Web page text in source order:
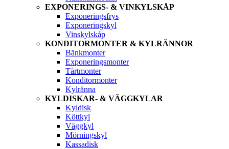
EXPONERINGS- & VINKYLSKÅP
Exponeringsfrys
Exponeringskyl
Vinskylskåp
KONDITORMONTER & KYLRÄNNOR
Bänkmonter
Exponeringsmonter
Tårtmonter
Konditormonter
Kylränna
KYLDISKAR- & VÄGGKYLAR
Kyldisk
Köttkyl
Väggkyl
Mörningskyl
Kassadisk